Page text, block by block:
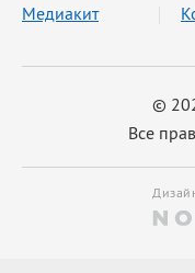
©
Все
Медиакит